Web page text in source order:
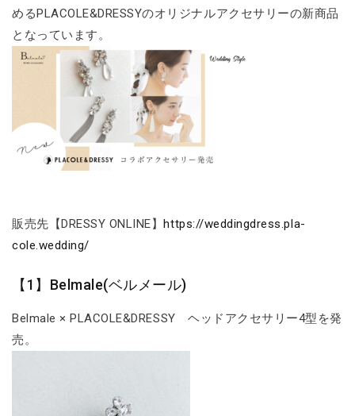
めるPLACOLE&DRESSYのオリジナルアクセサリーの新商品
となっています。
販売先【DRESSY ONLINE】https://weddingdress.pla-
cole.wedding/
【1】Belmale(ベルメール)
Belmale × PLACOLE&DRESSY ヘッドアクセサリー4型を発
売。